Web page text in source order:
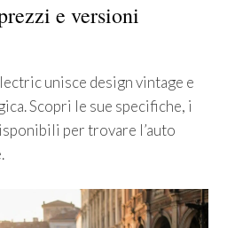
e versioni
unisce design vintage e
Scopri le sue specifiche, i
per trovare l’auto